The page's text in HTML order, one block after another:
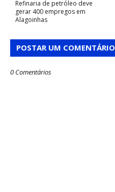
Refinaria de petróleo deve
gerar 400 empregos em
Alagoinhas
POSTAR UM COMENTÁRIO
0 Comentários